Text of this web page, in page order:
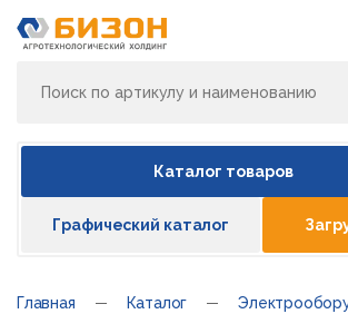
Каталог товаров
Графический каталог
Главная Каталог